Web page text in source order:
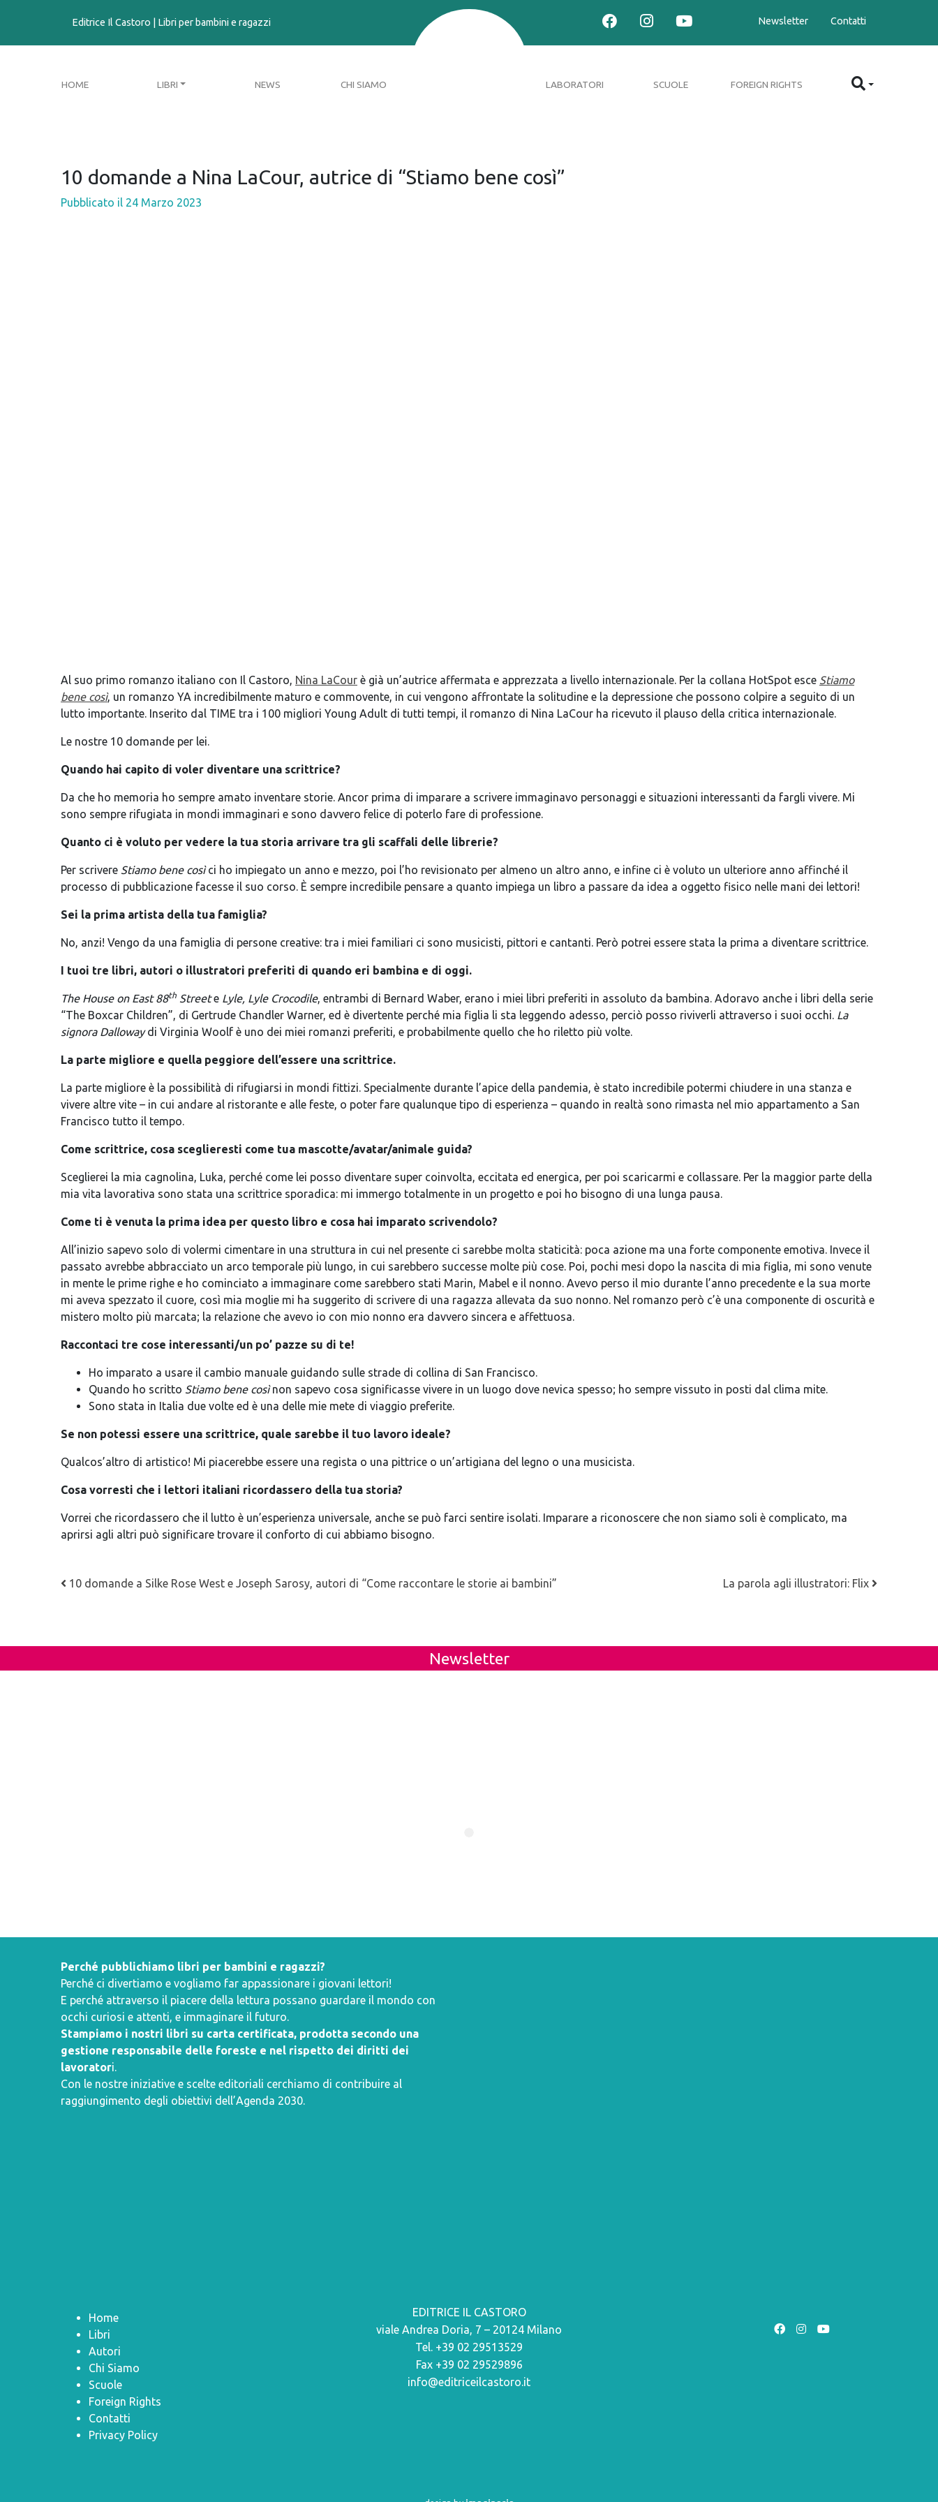
Editrice Il Castoro | Libri per bambini e ragazzi Newsletter Contatti
HOME LIBRI NEWS CHI SIAMO LABORATORI SCUOLE FOREIGN RIGHTS
10 domande a Nina LaCour, autrice di “Stiamo bene così”
Pubblicato il 24 Marzo 2023
Al suo primo romanzo italiano con Il Castoro, Nina LaCour è già un’autrice affermata e apprezzata a livello internazionale. Per la collana HotSpot esce Stiamo
bene così, un romanzo YA incredibilmente maturo e commovente, in cui vengono affrontate la solitudine e la depressione che possono colpire a seguito di un
lutto importante. Inserito dal TIME tra i 100 migliori Young Adult di tutti tempi, il romanzo di Nina LaCour ha ricevuto il plauso della critica internazionale.
Le nostre 10 domande per lei.
Quando hai capito di voler diventare una scrittrice?
Da che ho memoria ho sempre amato inventare storie. Ancor prima di imparare a scrivere immaginavo personaggi e situazioni interessanti da fargli vivere. Mi
sono sempre rifugiata in mondi immaginari e sono davvero felice di poterlo fare di professione.
Quanto ci è voluto per vedere la tua storia arrivare tra gli scaffali delle librerie?
Per scrivere Stiamo bene cosìci ho impiegato un anno e mezzo, poi l’ho revisionato per almeno un altro anno, e infine ci è voluto un ulteriore anno affinché il
processo di pubblicazione facesse il suo corso. È sempre incredibile pensare a quanto impiega un libro a passare da idea a oggetto fisico nelle mani dei lettori!
Sei la prima artista della tua famiglia?
No, anzi! Vengo da una famiglia di persone creative: tra i miei familiari ci sono musicisti, pittori e cantanti. Però potrei essere stata la prima a diventare scrittrice.
I tuoi tre libri, autori o illustratori preferiti di quando eri bambina e di oggi.
The House on East 88th Streete Lyle, Lyle Crocodile, entrambi di Bernard Waber, erano i miei libri preferiti in assoluto da bambina. Adoravo anche i libri della serie
“The Boxcar Children”, di Gertrude Chandler Warner, ed è divertente perché mia figlia li sta leggendo adesso, perciò posso riviverli attraverso i suoi occhi. La
signoraDallowaydi Virginia Woolf è uno dei miei romanzi preferiti, e probabilmente quello che ho riletto più volte.
La parte migliore e quella peggiore dell’essere una scrittrice.
La parte migliore è la possibilità di rifugiarsi in mondi fittizi. Specialmente durante l’apice della pandemia, è stato incredibile potermi chiudere in una stanza e
vivere altre vite – in cui andare al ristorante e alle feste, o poter fare qualunque tipo di esperienza – quando in realtà sono rimasta nel mio appartamento a San
Francisco tutto il tempo.
Come scrittrice, cosa sceglieresti come tua mascotte/avatar/animale guida?
Sceglierei la mia cagnolina, Luka, perché come lei posso diventare super coinvolta, eccitata ed energica, per poi scaricarmi e collassare. Per la maggior parte della
mia vita lavorativa sono stata una scrittrice sporadica: mi immergo totalmente in un progetto e poi ho bisogno di una lunga pausa.
Come ti è venuta la prima idea per questo libro e cosa hai imparato scrivendolo?
All’inizio sapevo solo di volermi cimentare in una struttura in cui nel presente ci sarebbe molta staticità: poca azione ma una forte componente emotiva. Invece il
passato avrebbe abbracciato un arco temporale più lungo, in cui sarebbero successe molte più cose. Poi, pochi mesi dopo la nascita di mia figlia, mi sono venute
in mente le prime righe e ho cominciato a immaginare come sarebbero stati Marin, Mabel e il nonno. Avevo perso il mio durante l’anno precedente e la sua morte
mi aveva spezzato il cuore, così mia moglie mi ha suggerito di scrivere di una ragazza allevata da suo nonno. Nel romanzo però c’è una componente di oscurità e
mistero molto più marcata; la relazione che avevo io con mio nonno era davvero sincera e affettuosa.
Raccontaci tre cose interessanti/un po’ pazze su di te!
Ho imparato a usare il cambio manuale guidando sulle strade di collina di San Francisco.
Quando ho scritto Stiamo bene cosìnon sapevo cosa significasse vivere in un luogo dove nevica spesso; ho sempre vissuto in posti dal clima mite.
Sono stata in Italia due volte ed è una delle mie mete di viaggio preferite.
Se non potessi essere una scrittrice, quale sarebbe il tuo lavoro ideale?
Qualcos’altro di artistico! Mi piacerebbe essere una regista o una pittrice o un’artigiana del legno o una musicista.
Cosa vorresti che i lettori italiani ricordassero della tua storia?
Vorrei che ricordassero che il lutto è un’esperienza universale, anche se può farci sentire isolati. Imparare a riconoscere che non siamo soli è complicato, ma
aprirsi agli altri può significare trovare il conforto di cui abbiamo bisogno.
Navigazione articoli
10 domande a Silke Rose West e Joseph Sarosy, autori di “Come raccontare le storie ai bambini” La parola agli illustratori: Flix
Newsletter
Perché pubblichiamo libri per bambini e ragazzi?
Perché ci divertiamo e vogliamo far appassionare i giovani lettori!
E perché attraverso il piacere della lettura possano guardare il mondo con
occhi curiosi e attenti, e immaginare il futuro.
Stampiamo i nostri libri su carta certificata, prodotta secondo una
gestione responsabile delle foreste e nel rispetto dei diritti dei
lavoratori.
Con le nostre iniziative e scelte editoriali cerchiamo di contribuire al
raggiungimento degli obiettivi dell’Agenda 2030.
Home
Libri
Autori
Chi Siamo
Scuole
Foreign Rights
Contatti
Privacy Policy
EDITRICE IL CASTORO
viale Andrea Doria, 7 – 20124 Milano
Tel. +39 02 29513529
Fax +39 02 29529896
info@editriceilcastoro.it